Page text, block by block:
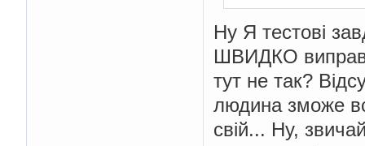
Ну Я тестові
ШВИДКО
тут не так?
людина зможе
свій... Ну,